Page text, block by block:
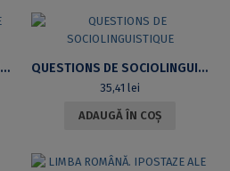
ANTONYMIE: PHÉNOMÈNE DISCURSIF QUESTIONS DE SOCIOLINGUISTIQUE
35,41 lei
ADAUGĂ ÎN COȘ